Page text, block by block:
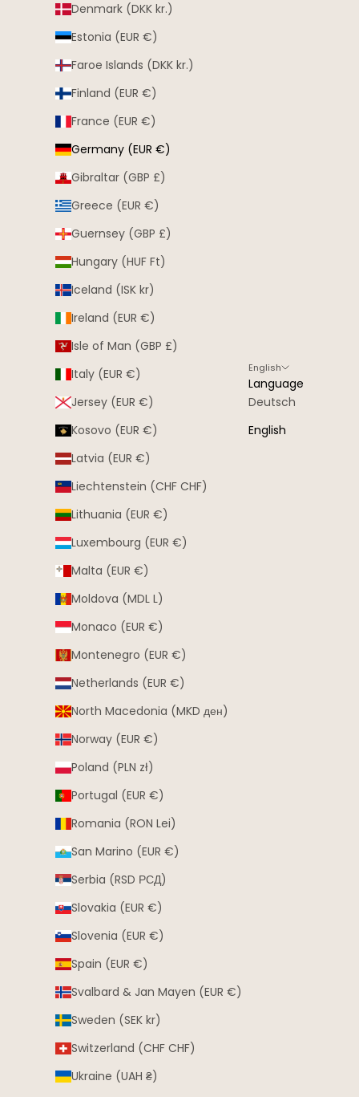
Denmark (DKK kr.)
Estonia (EUR €)
Faroe Islands (DKK kr.)
Finland (EUR €)
France (EUR €)
Germany (EUR €)
Gibraltar (GBP £)
Greece (EUR €)
Guernsey (GBP £)
Hungary (HUF Ft)
Iceland (ISK kr)
Ireland (EUR €)
Isle of Man (GBP £)
Italy (EUR €)
Jersey (EUR €)
Kosovo (EUR €)
Latvia (EUR €)
Liechtenstein (CHF CHF)
Lithuania (EUR €)
Luxembourg (EUR €)
Malta (EUR €)
Moldova (MDL L)
Monaco (EUR €)
Montenegro (EUR €)
Netherlands (EUR €)
North Macedonia (MKD ден)
Norway (EUR €)
Poland (PLN zł)
Portugal (EUR €)
Romania (RON Lei)
San Marino (EUR €)
Serbia (RSD РСД)
Slovakia (EUR €)
Slovenia (EUR €)
Spain (EUR €)
Svalbard & Jan Mayen (EUR €)
Sweden (SEK kr)
Switzerland (CHF CHF)
Ukraine (UAH ₴)
English
Language
Deutsch
English